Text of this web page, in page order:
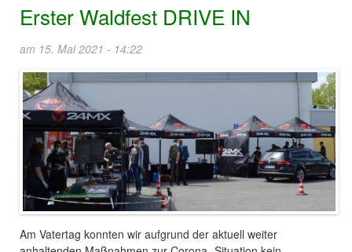
Erster Waldfest DRIVE IN
am 15. Mai 2021 - 14:22
Am Vatertag konnten wir aufgrund der aktuell weiter